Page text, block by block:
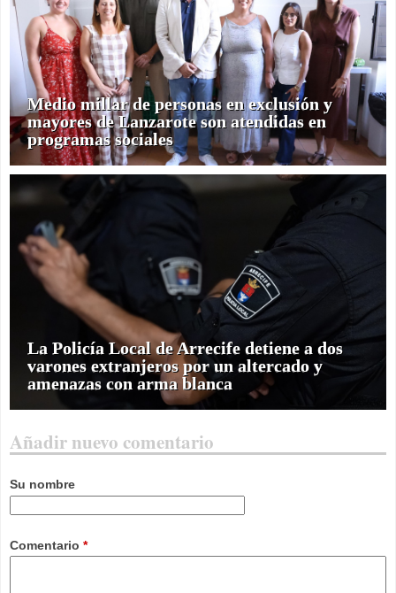
Medio millar de personas en exclusión y
mayores de Lanzarote son atendidas en
programas sociales
La Policía Local de Arrecife detiene a dos
varones extranjeros por un altercado y
amenazas con arma blanca
Añadir nuevo comentario
Su nombre
Comentario *